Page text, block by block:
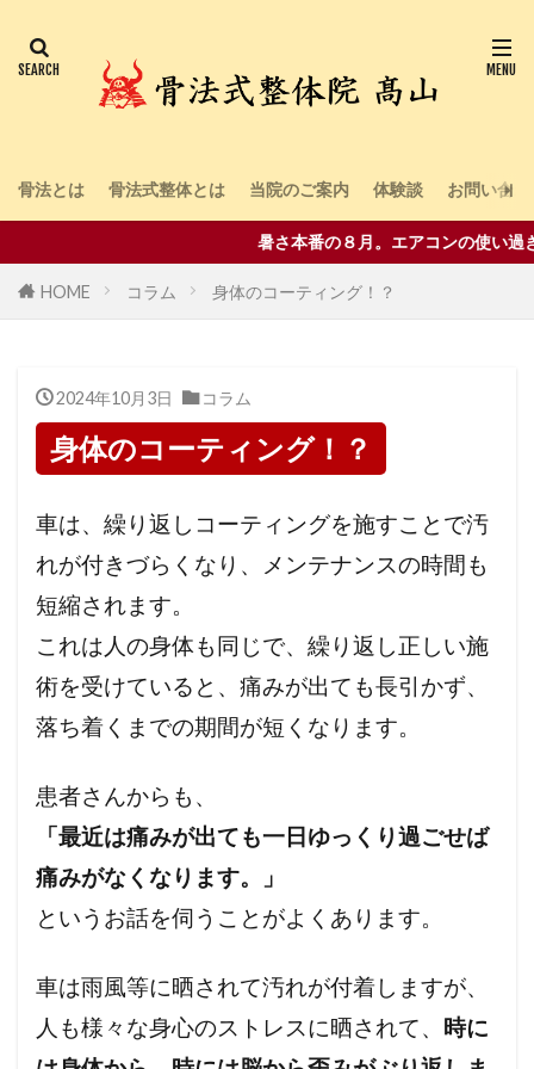
骨法とは 骨法式整体とは 当院のご案内 体験談 お問い合わ
暑さ本番の８月。エアコンの使い過ぎ
HOME コラム 身体のコーティング！？
2024年10月3日 コラム
身体のコーティング！？
車は、繰り返しコーティングを施すことで汚
れが付きづらくなり、メンテナンスの時間も
短縮されます。
これは人の身体も同じで、繰り返し正しい施
術を受けていると、痛みが出ても長引かず、
落ち着くまでの期間が短くなります。
患者さんからも、
「最近は痛みが出ても一日ゆっくり過ごせば
痛みがなくなります。」
というお話を伺うことがよくあります。
車は雨風等に晒されて汚れが付着しますが、
人も様々な身心のストレスに晒されて、 時に